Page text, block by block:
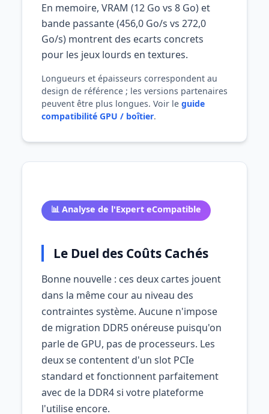
En memoire, VRAM (12 Go vs 8 Go) et
bande passante (456,0 Go/s vs 272,0
Go/s) montrent des ecarts concrets
pour les jeux lourds en textures.
Longueurs et épaisseurs correspondent au
design de référence ; les versions partenaires
peuvent être plus longues. Voir le guide
compatibilité GPU / boîtier.
📊 Analyse de l'Expert eCompatible
Le Duel des Coûts Cachés
Bonne nouvelle : ces deux cartes jouent
dans la même cour au niveau des
contraintes système. Aucune n'impose
de migration DDR5 onéreuse puisqu'on
parle de GPU, pas de processeurs. Les
deux se contentent d'un slot PCIe
standard et fonctionnent parfaitement
avec de la DDR4 si votre plateforme
l'utilise encore.